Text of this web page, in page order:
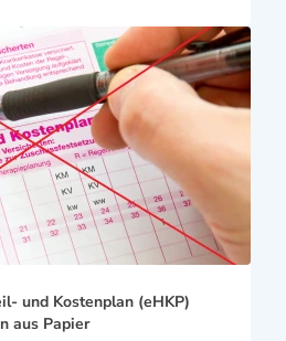
und Kostenplan (eHKP)
aus Papier